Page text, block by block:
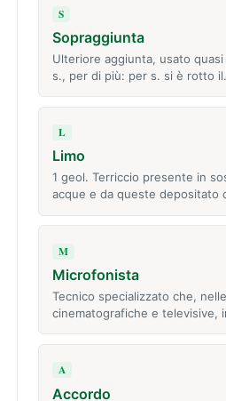
S
Sopraggiunta
Ulteriore aggiunta, usato
s., per di più: per s. si è rotto
L
Limo
1 geol. Terriccio presente in
acque e da queste depositato
M
Microfonista
Tecnico specializzato che,
cinematografiche e televisive,
A
Accordo